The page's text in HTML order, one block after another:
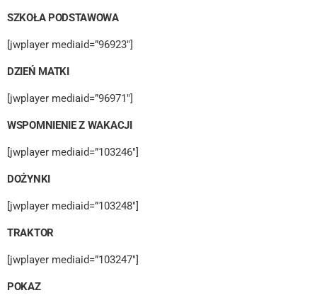
SZKOŁA PODSTAWOWA
[jwplayer mediaid=”96923″]
DZIEŃ MATKI
[jwplayer mediaid=”96971″]
WSPOMNIENIE Z WAKACJI
[jwplayer mediaid=”103246″]
DOŻYNKI
[jwplayer mediaid=”103248″]
TRAKTOR
[jwplayer mediaid=”103247″]
POKAZ